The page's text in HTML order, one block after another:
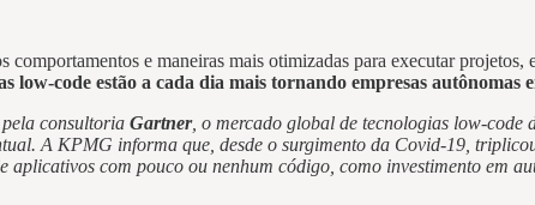
e maneiras mais otimizadas para executar
low-code estão a cada dia mais tornando empresas autônomas
consultoria Gartner, o mercado global de tecnologias low-code
A KPMG informa que, desde o surgimento da Covid-19,
aplicativos com pouco ou nenhum código, como investimento em